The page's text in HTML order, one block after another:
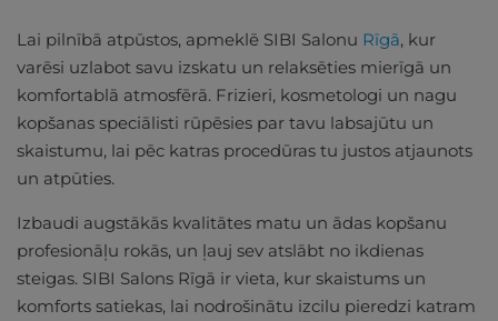
Lai pilnībā atpūstos, apmeklē SIBI Salonu Rīgā, kur
varēsi uzlabot savu izskatu un relaksēties mierīgā un
komfortablā atmosfērā. Frizieri, kosmetologi un nagu
kopšanas speciālisti rūpēsies par tavu labsajūtu un
skaistumu, lai pēc katras procedūras tu justos atjaunots
un atpūties.
Izbaudi augstākās kvalitātes matu un ādas kopšanu
profesionāļu rokās, un ļauj sev atslābt no ikdienas
steigas. SIBI Salons Rīgā ir vieta, kur skaistums un
komforts satiekas, lai nodrošinātu izcilu pieredzi katram